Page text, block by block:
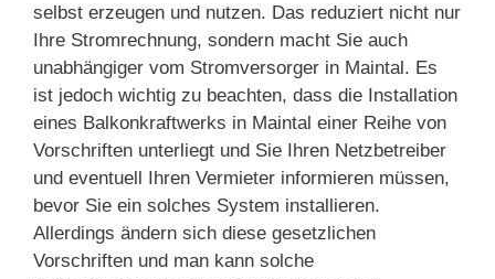
selbst erzeugen und nutzen. Das reduziert nicht nur
Ihre Stromrechnung, sondern macht Sie auch
unabhängiger vom Stromversorger in Maintal. Es
ist jedoch wichtig zu beachten, dass die Installation
eines Balkonkraftwerks in Maintal einer Reihe von
Vorschriften unterliegt und Sie Ihren Netzbetreiber
und eventuell Ihren Vermieter informieren müssen,
bevor Sie ein solches System installieren.
Allerdings ändern sich diese gesetzlichen
Vorschriften und man kann solche